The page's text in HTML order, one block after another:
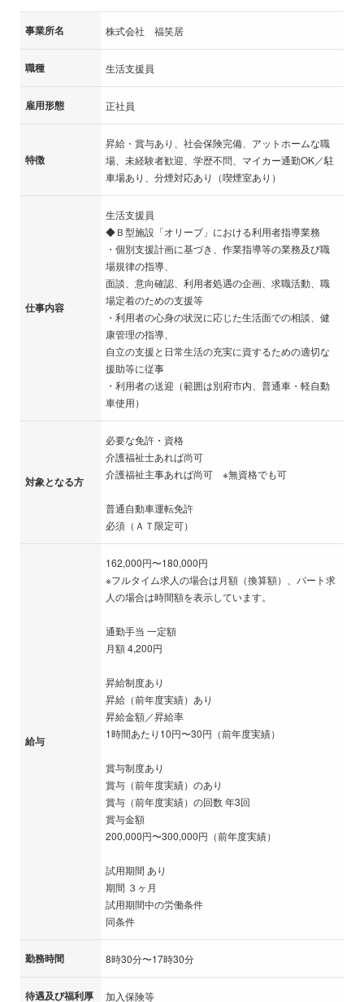
事業所名 株式会社 福笑居
職種 生活支援員
雇用形態 正社員
特徴
昇給・賞与あり、社会保険完備、アットホームな職
場、未経験者歓迎、学歴不問、マイカー通勤OK／駐
車場あり、分煙対応あり（喫煙室あり）
仕事内容
生活支援員
◆Ｂ型施設「オリーブ」における利用者指導業務
・個別支援計画に基づき、作業指導等の業務及び職
場規律の指導、
面談、意向確認、利用者処遇の企画、求職活動、職
場定着のための支援等
・利用者の心身の状況に応じた生活面での相談、健
康管理の指導、
自立の支援と日常生活の充実に資するための適切な
援助等に従事
・利用者の送迎（範囲は別府市内、普通車・軽自動
車使用）
対象となる方
必要な免許・資格
介護福祉士あれば尚可
介護福祉主事あれば尚可 ※無資格でも可
普通自動車運転免許
必須（ＡＴ限定可）
給与
162,000円〜180,000円
※フルタイム求人の場合は月額（換算額）、パート求
人の場合は時間額を表示しています。
通勤手当 一定額
月額 4,200円
昇給制度あり
昇給（前年度実績）あり
昇給金額／昇給率
1時間あたり10円〜30円（前年度実績）
賞与制度あり
賞与（前年度実績）のあり
賞与（前年度実績）の回数 年3回
賞与金額
200,000円〜300,000円（前年度実績）
試用期間 あり
期間 ３ヶ月
試用期間中の労働条件
同条件
勤務時間 8時30分〜17時30分
待遇及び福利厚
加入保険等